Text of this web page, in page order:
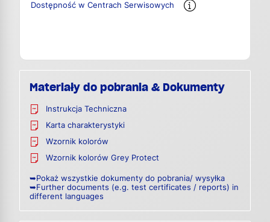
Dostępność w Centrach Serwisowych
Materiały do pobrania & Dokumenty
Instrukcja Techniczna
Karta charakterystyki
Wzornik kolorów
Wzornik kolorów Grey Protect
➥Pokaż wszystkie dokumenty do pobrania/ wysyłka
➥Further documents (e.g. test certificates / reports) in
different languages